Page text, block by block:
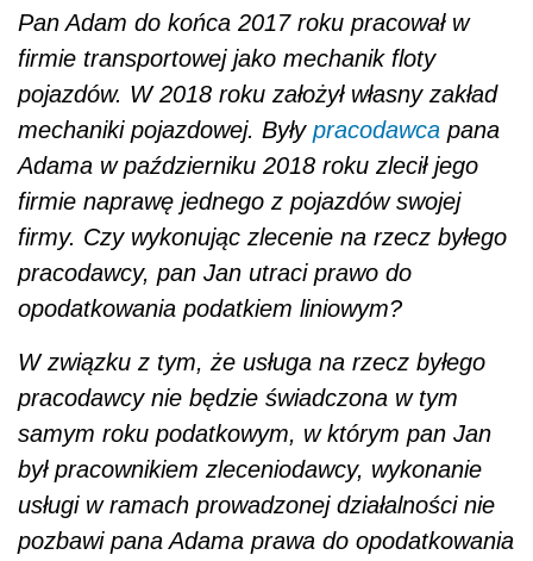
Pan Adam do końca 2017 roku pracował w
firmie transportowej jako mechanik floty
pojazdów. W 2018 roku założył własny zakład
mechaniki pojazdowej. Były pracodawca pana
Adama w październiku 2018 roku zlecił jego
firmie naprawę jednego z pojazdów swojej
firmy. Czy wykonując zlecenie na rzecz byłego
pracodawcy, pan Jan utraci prawo do
opodatkowania podatkiem liniowym?
W związku z tym, że usługa na rzecz byłego
pracodawcy nie będzie świadczona w tym
samym roku podatkowym, w którym pan Jan
był pracownikiem zleceniodawcy, wykonanie
usługi w ramach prowadzonej działalności nie
pozbawi pana Adama prawa do opodatkowania